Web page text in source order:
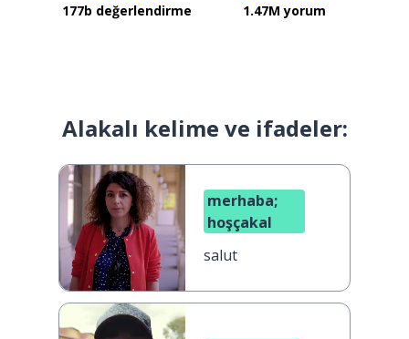
177b değerlendirme 1.47M yorum
Alakalı kelime ve ifadeler:
merhaba;
hoşçakal
salut